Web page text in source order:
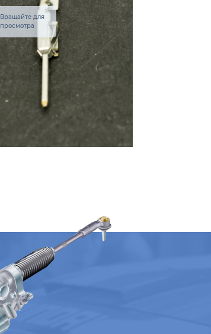
Вращайте для
просмотра